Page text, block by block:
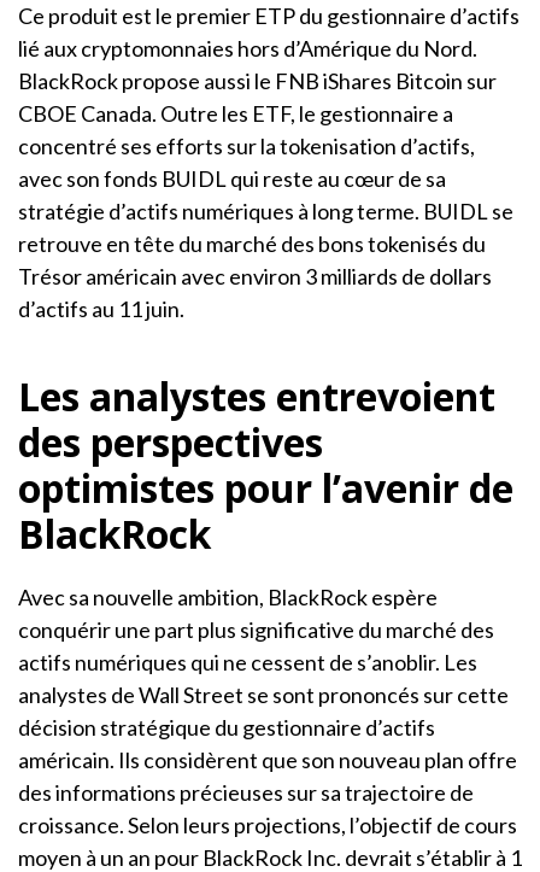
Ce produit est le premier ETP du gestionnaire d’actifs
lié aux cryptomonnaies hors d’Amérique du Nord.
BlackRock propose aussi le FNB iShares Bitcoin sur
CBOE Canada. Outre les ETF, le gestionnaire a
concentré ses efforts sur la tokenisation d’actifs,
avec son fonds BUIDL qui reste au cœur de sa
stratégie d’actifs numériques à long terme. BUIDL se
retrouve en tête du marché des bons tokenisés du
Trésor américain avec environ 3 milliards de dollars
d’actifs au 11 juin.
Les analystes entrevoient
des perspectives
optimistes pour l’avenir de
BlackRock
Avec sa nouvelle ambition, BlackRock espère
conquérir une part plus significative du marché des
actifs numériques qui ne cessent de s’anoblir. Les
analystes de Wall Street se sont prononcés sur cette
décision stratégique du gestionnaire d’actifs
américain. Ils considèrent que son nouveau plan offre
des informations précieuses sur sa trajectoire de
croissance. Selon leurs projections, l’objectif de cours
moyen à un an pour BlackRock Inc. devrait s’établir à 1